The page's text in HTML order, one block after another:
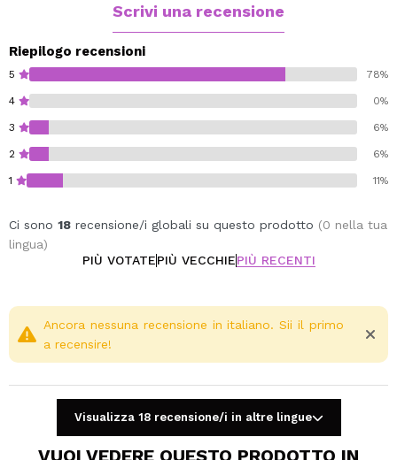
facilmente grazie al pratico formato spray, lasciando
Scrivi una recensione
Riepilogo recensioni
5 78%
4 0%
3 6%
2 6%
1 11%
Ci sono 18 recensione/i globali su questo prodotto (0 nella tua
lingua)
PIÙ VOTATEPIÙ VECCHIEPIÙ RECENTI
Ancora nessuna recensione in italiano. Sii il primo
a recensire!
Visualizza 18 recensione/i in altre lingue
VUOI VEDERE QUESTO PRODOTTO IN